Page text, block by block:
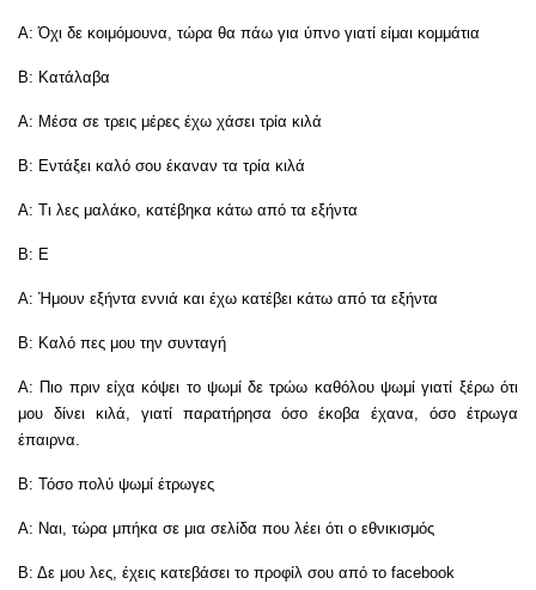
Α: Όχι δε κοιμόμουνα, τώρα θα πάω για ύπνο γιατί είμαι κομμάτια
Β: Κατάλαβα
Α: Μέσα σε τρεις μέρες έχω χάσει τρία κιλά
Β: Εντάξει καλό σου έκαναν τα τρία κιλά
Α: Τι λες μαλάκο, κατέβηκα κάτω από τα εξήντα
Β: Ε
Α: Ήμουν εξήντα εννιά και έχω κατέβει κάτω από τα εξήντα
Β: Καλό πες μου την συνταγή
Α: Πιο πριν είχα κόψει το ψωμί δε τρώω καθόλου ψωμί γιατί ξέρω ότι
μου δίνει κιλά, γιατί παρατήρησα όσο έκοβα έχανα, όσο έτρωγα
έπαιρνα.
Β: Τόσο πολύ ψωμί έτρωγες
Α: Ναι, τώρα μπήκα σε μια σελίδα που λέει ότι ο εθνικισμός
Β: Δε μου λες, έχεις κατεβάσει το προφίλ σου από το facebook